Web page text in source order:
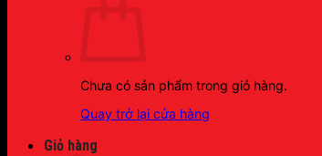
Chưa có sản phẩm trong giỏ hàng.
Quay trở lại cửa hàng
Giỏ hàng